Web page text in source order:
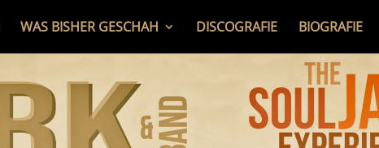
WAS BISHER GESCHAH DISCOGRAFIE BIOGRAFIE